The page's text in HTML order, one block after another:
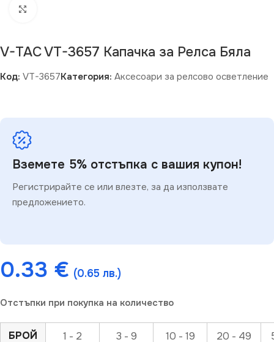
Изчерпан продукт
V-TAC VT-3657 Капачка за Релса Бяла
Код: VT-3657Категория: Аксесоари за релсово осветление
Вземете 5% отстъпка с вашия купон!
Регистрирайте се или влезте, за да използвате
предложението.
0.33 € (0.65 лв.)
Отстъпки при покупка на количество
БРОЙ 1 - 2 3 - 9 10 - 19 20 - 49